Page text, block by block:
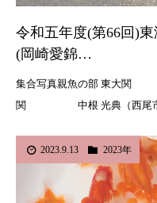
令和五年度(第66回)
(岡崎愛錦…
集合写真親魚の部 東大
関 中根 光典（西尾
2023.9.13 2023年